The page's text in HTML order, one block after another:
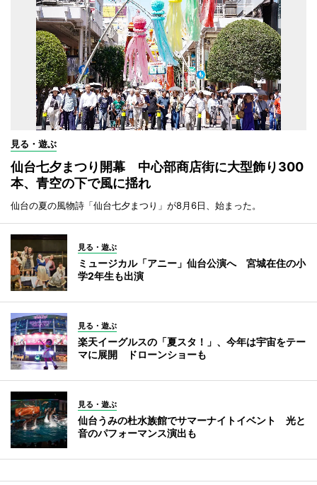
見る・遊ぶ
仙台七夕まつり開幕 中心部商店街に大型飾り300
本、青空の下で風に揺れ
仙台の夏の風物詩「仙台七夕まつり」が8月6日、始まった。
見る・遊ぶ
ミュージカル「アニー」仙台公演へ 宮城在住の小
学2年生も出演
見る・遊ぶ
楽天イーグルスの「夏スタ！」、今年は宇宙をテー
マに展開 ドローンショーも
見る・遊ぶ
仙台うみの杜水族館でサマーナイトイベント 光と
音のパフォーマンス演出も